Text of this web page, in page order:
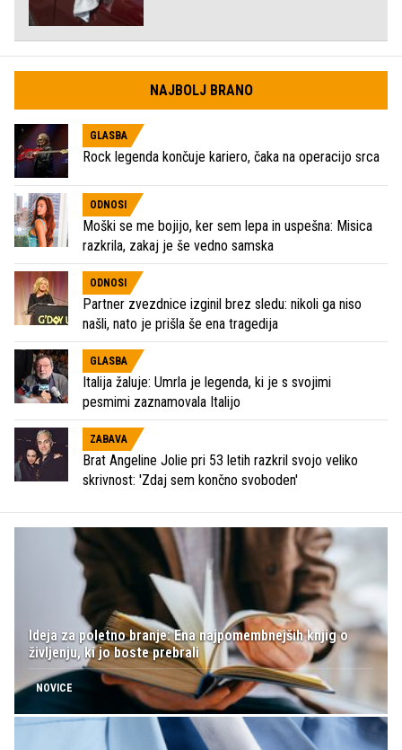
NAJBOLJ BRANO
GLASBA
Rock legenda končuje kariero, čaka na operacijo srca
ODNOSI
Moški se me bojijo, ker sem lepa in uspešna: Misica
razkrila, zakaj je še vedno samska
ODNOSI
Partner zvezdnice izginil brez sledu: nikoli ga niso
našli, nato je prišla še ena tragedija
GLASBA
Italija žaluje: Umrla je legenda, ki je s svojimi
pesmimi zaznamovala Italijo
ZABAVA
Brat Angeline Jolie pri 53 letih razkril svojo veliko
skrivnost: 'Zdaj sem končno svoboden'
Ideja za poletno branje: Ena najpomembnejših knjig o
življenju, ki jo boste prebrali
NOVICE